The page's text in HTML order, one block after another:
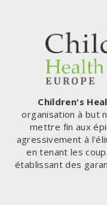
Children's
organisation à but
mettre fin aux
agressivement à
en tenant les
établissant des